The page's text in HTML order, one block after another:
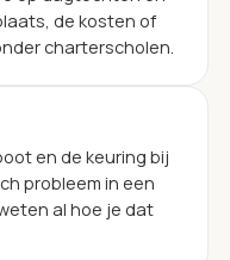
de kosten of
charterscholen.
en de keuring bij
probleem in een
al hoe je dat